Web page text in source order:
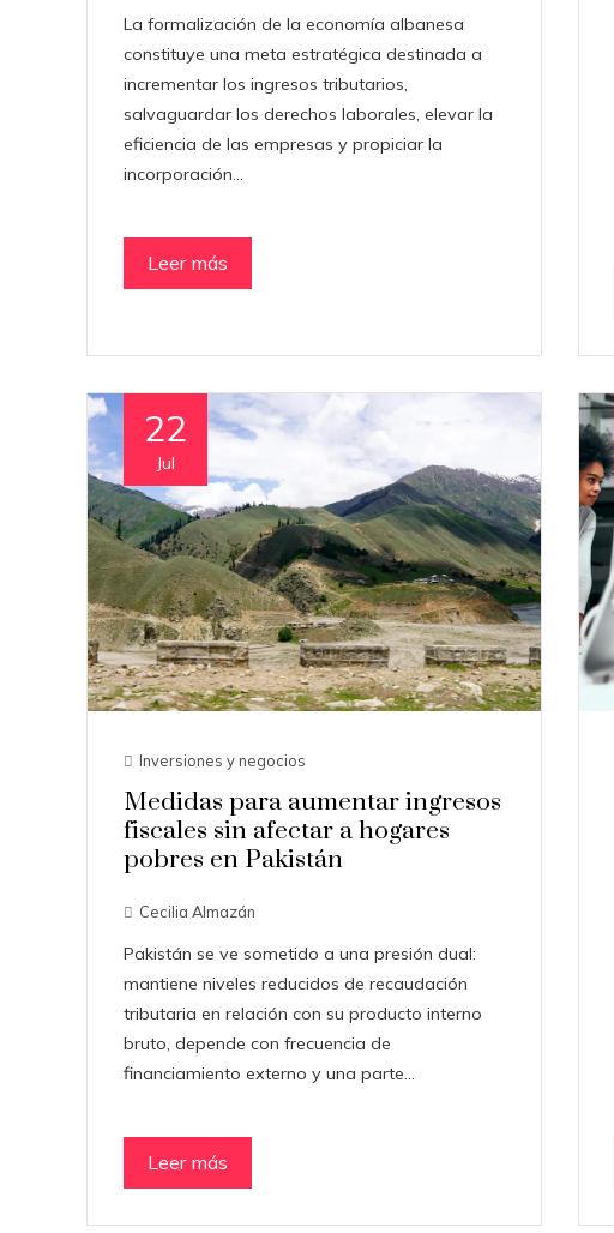
La formalización de la economía albanesa
constituye una meta estratégica destinada a
incrementar los ingresos tributarios,
salvaguardar los derechos laborales, elevar la
eficiencia de las empresas y propiciar la
incorporación…
Leer más
22
Jul
Inversiones y negocios
Medidas para aumentar ingresos
fiscales sin afectar a hogares
pobres en Pakistán
Cecilia Almazán
Pakistán se ve sometido a una presión dual:
mantiene niveles reducidos de recaudación
tributaria en relación con su producto interno
bruto, depende con frecuencia de
financiamiento externo y una parte…
Leer más